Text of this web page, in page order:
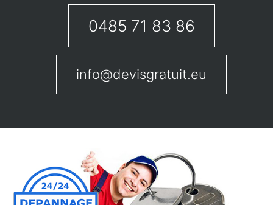
0485 71 83 86
info@devisgratuit.eu